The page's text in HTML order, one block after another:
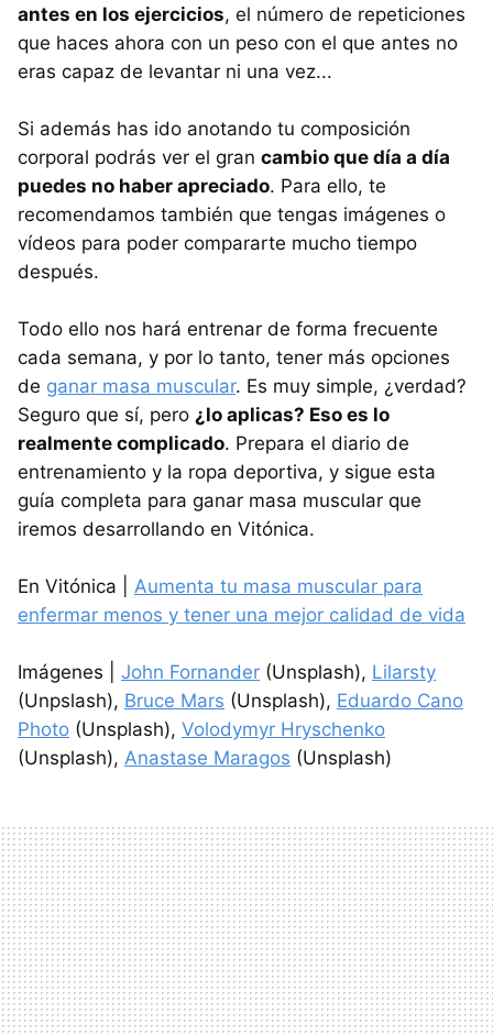
antes en los ejercicios, el número de repeticiones
que haces ahora con un peso con el que antes no
eras capaz de levantar ni una vez...
Si además has ido anotando tu composición
corporal podrás ver el gran cambio que día a día
puedes no haber apreciado. Para ello, te
recomendamos también que tengas imágenes o
vídeos para poder compararte mucho tiempo
después.
Todo ello nos hará entrenar de forma frecuente
cada semana, y por lo tanto, tener más opciones
de ganar masa muscular. Es muy simple, ¿verdad?
Seguro que sí, pero ¿lo aplicas? Eso es lo
realmente complicado. Prepara el diario de
entrenamiento y la ropa deportiva, y sigue esta
guía completa para ganar masa muscular que
iremos desarrollando en Vitónica.
En Vitónica | Aumenta tu masa muscular para
enfermar menos y tener una mejor calidad de vida
Imágenes | John Fornander (Unsplash), Lilarsty
(Unpslash), Bruce Mars (Unsplash), Eduardo Cano
Photo (Unsplash), Volodymyr Hryschenko
(Unsplash), Anastase Maragos (Unsplash)